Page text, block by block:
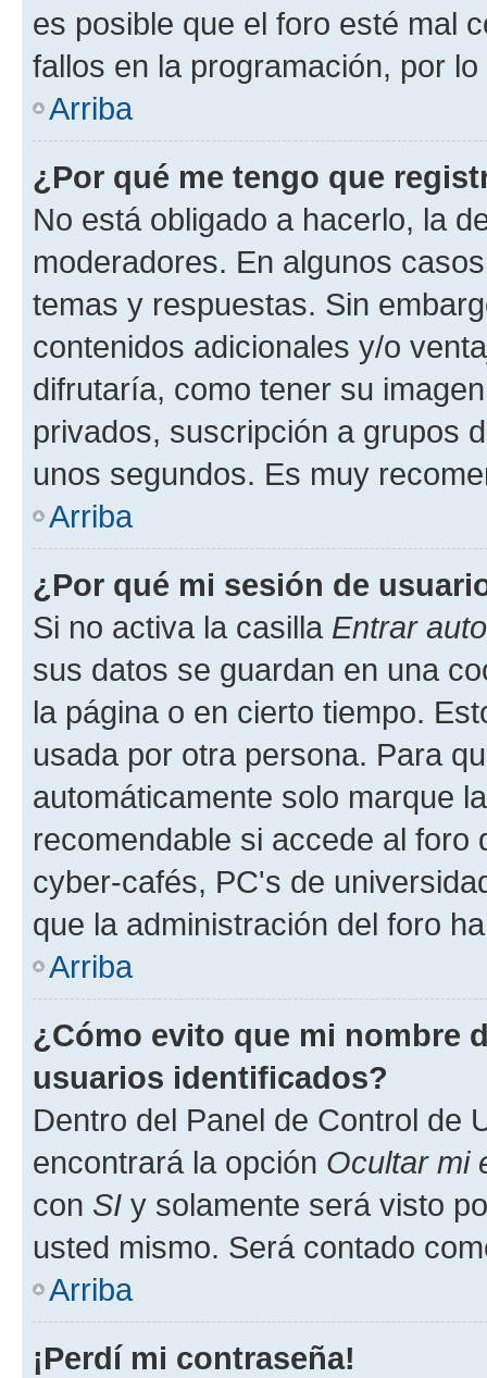
es posible que el foro esté mal
fallos en la programación, por
Arriba
¿Por qué me tengo que
No está obligado a hacerlo, la
moderadores. En algunos
temas y respuestas. Sin
contenidos adicionales y/o
difrutaría, como tener su
privados, suscripción a grupos
unos segundos. Es muy
Arriba
¿Por qué mi sesión de
Si no activa la casilla Entrar
sus datos se guardan en una
la página o en cierto tiempo.
usada por otra persona. Para
automáticamente solo marque
recomendable si accede al foro
cyber-cafés, PC's de
que la administración del foro
Arriba
¿Cómo evito que mi nombre
usuarios identificados?
Dentro del Panel de Control de
encontrará la opción Ocultar mi
con SI y solamente será visto
usted mismo. Será contado
Arriba
¡Perdí mi contraseña!